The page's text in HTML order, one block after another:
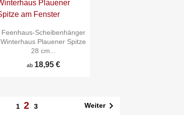
Feenhaus-Scheibenhänger
Winterhaus Plauener Spitze
28 cm...
ab 18,95 €
Schnellansicht
1 2 3 Weiter